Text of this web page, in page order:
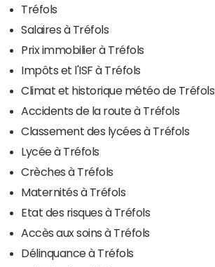
Tréfols
Salaires à Tréfols
Prix immobilier à Tréfols
Impôts et l'ISF à Tréfols
Climat et historique météo de Tréfols
Accidents de la route à Tréfols
Classement des lycées à Tréfols
Lycée à Tréfols
Crèches à Tréfols
Maternités à Tréfols
Etat des risques à Tréfols
Accès aux soins à Tréfols
Délinquance à Tréfols